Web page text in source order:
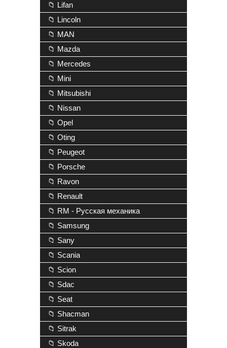
📁 Lifan
📁 Lincoln
📁 MAN
📁 Mazda
📁 Mercedes
📁 Mini
📁 Mitsubishi
📁 Nissan
📁 Opel
📁 Oting
📁 Peugeot
📁 Porsche
📁 Ravon
📁 Renault
📁 RM - Русская механика
📁 Samsung
📁 Sany
📁 Scania
📁 Scion
📁 Sdac
📁 Seat
📁 Shacman
📁 Sitrak
📁 Skoda